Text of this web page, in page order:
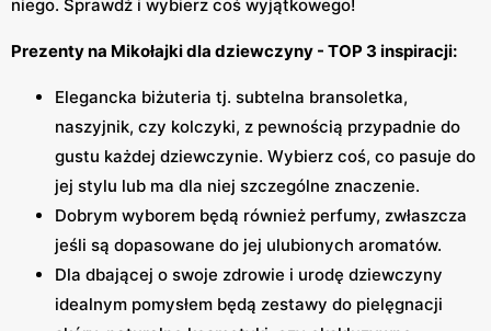
niego. Sprawdź i wybierz coś wyjątkowego!
Prezenty na Mikołajki dla dziewczyny - TOP 3 inspiracji:
Elegancka biżuteria tj. subtelna bransoletka,
naszyjnik, czy kolczyki, z pewnością przypadnie do
gustu każdej dziewczynie. Wybierz coś, co pasuje do
jej stylu lub ma dla niej szczególne znaczenie.
Dobrym wyborem będą również perfumy, zwłaszcza
jeśli są dopasowane do jej ulubionych aromatów.
Dla dbającej o swoje zdrowie i urodę dziewczyny
idealnym pomysłem będą zestawy do pielęgnacji